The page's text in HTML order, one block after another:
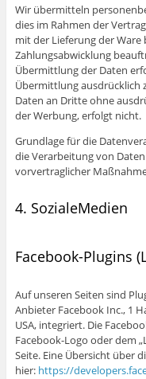
Wir übermitteln
dies im Rahmen der
mit der Lieferung der
Zahlungsabwicklung
Übermittlung der Daten
Übermittlung ausdrücklich
Daten an Dritte ohne
der Werbung, erfolgt nicht.
Grundlage für die
die Verarbeitung von
vorvertraglicher
4. SozialeMedien
Facebook-Plugins
Auf unseren Seiten sind
Anbieter Facebook Inc., 1
USA, integriert. Die
Facebook-Logo oder dem
Seite. Eine Übersicht über
hier: https://